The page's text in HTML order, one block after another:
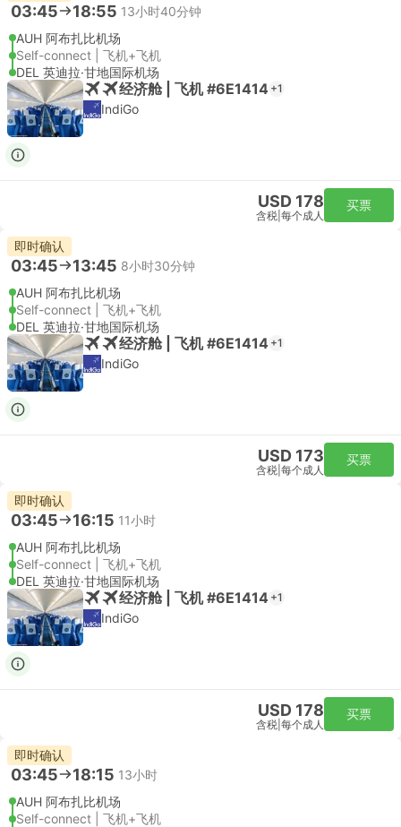
03:45 18:55 13小时40分钟
AUH 阿布扎比机场
Self-connect | 飞机+飞机
DEL 英迪拉·甘地国际机场
经济舱 | 飞机 #6E1414 +1
IndiGo
USD 178
含税 每个成人
买票
即时确认
03:45 13:45 8小时30分钟
AUH 阿布扎比机场
Self-connect | 飞机+飞机
DEL 英迪拉·甘地国际机场
经济舱 | 飞机 #6E1414 +1
IndiGo
USD 173
含税 每个成人
买票
即时确认
03:45 16:15 11小时
AUH 阿布扎比机场
Self-connect | 飞机+飞机
DEL 英迪拉·甘地国际机场
经济舱 | 飞机 #6E1414 +1
IndiGo
USD 178
含税 每个成人
买票
即时确认
03:45 18:15 13小时
AUH 阿布扎比机场
Self-connect | 飞机+飞机